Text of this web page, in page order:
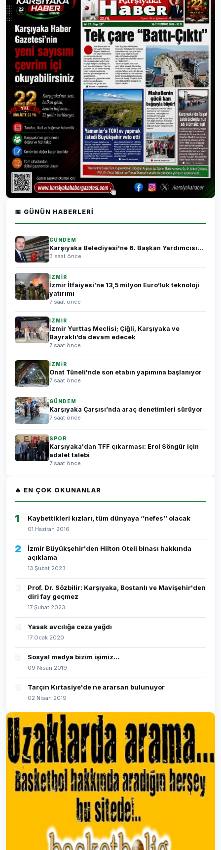
📅 GÜNÜN HABERLERI
GÜNDEM
Karşıyaka Belediyesi'ne 6. Başkan Yardımcısı...
3 saat önce
İZMİR
İzmir İtfaiyesi’ne 13,5 milyon Euro’luk teknoloji
yatırımı
7 saat önce
İZMİR
İzmir Yurttaş Meclisi; Çiğli, Karşıyaka ve
Bayraklı’da devam edecek
7 saat önce
İZMİR
Onat Tüneli'nde son etabın yapımına başlanıyor
7 saat önce
GÜNDEM
Karşıyaka Çarşısı’nda araç denetimleri sürüyor
7 saat önce
SPOR
Karşıyaka'dan TFF çıkarması: Erol Söngür için
adalet talebi
7 saat önce
🔥 EN ÇOK OKUNANLAR
1 Kaybettikleri kızları, tüm dünyaya ‘’nefes’’ olacak
01 Haziran 2016
2
İzmir Büyükşehir'den Hilton Oteli binası hakkında
açıklama
13 Şubat 2023
Prof. Dr. Sözbilir: Karşıyaka, Bostanlı ve Mavişehir'den
diri fay geçmez
17 Şubat 2023
Yasak avcılığa ceza yağdı
17 Ocak 2020
Sosyal medya bizim işimiz...
09 Nisan 2019
Tarçın Kırtasiye'de ne ararsan bulunuyor
02 Nisan 2019